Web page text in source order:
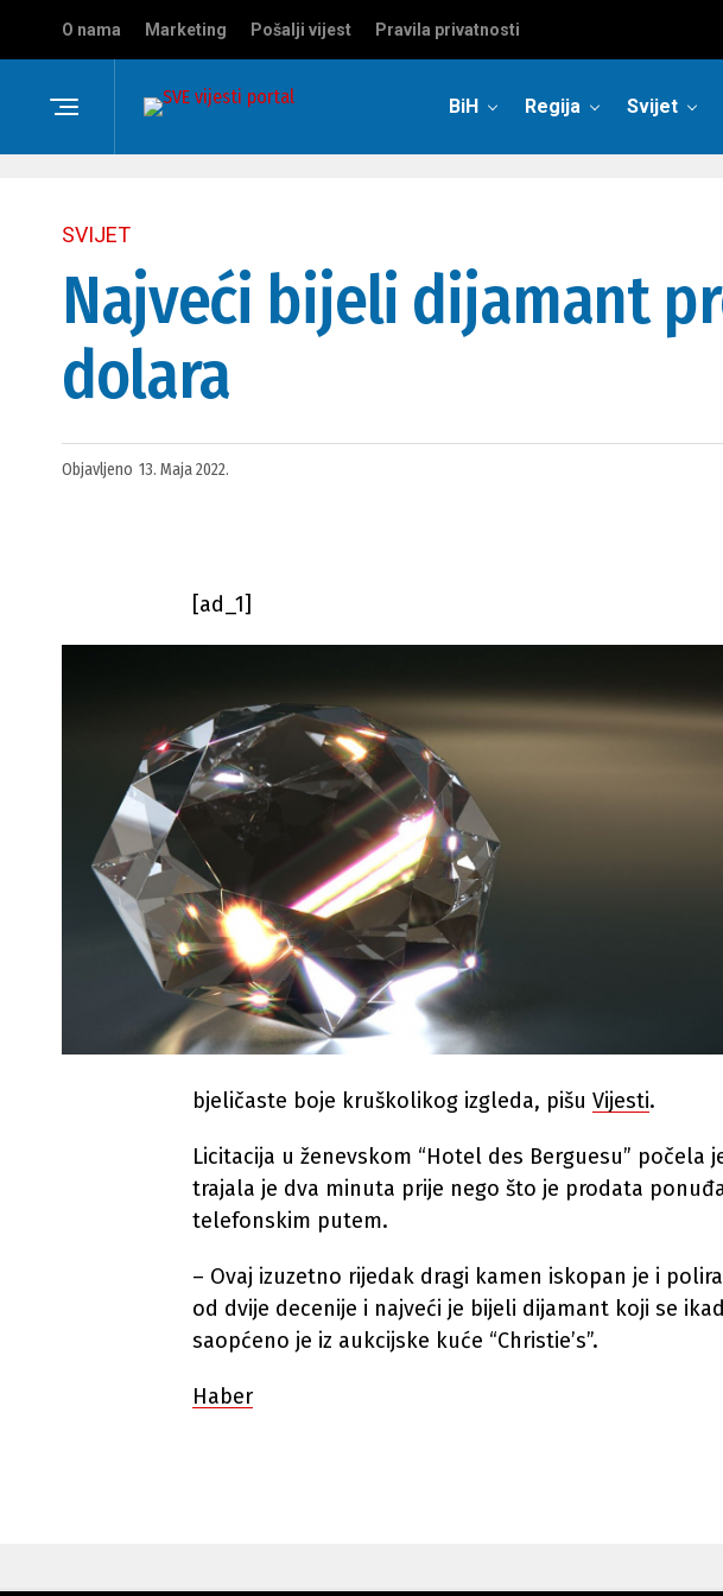
O nama Marketing Pošalji vijest Pravila privatnosti
BiH Regija Svijet
SVIJET
Najveći bijeli dijamant
dolara
Objavljeno 13. Maja 2022.
[ad_1]
bjeličaste boje kruškolikog izgleda, pišu Vijesti.
Licitacija u ženevskom “Hotel des Berguesu” počela
trajala je dva minuta prije nego što je prodata
telefonskim putem.
– Ovaj izuzetno rijedak dragi kamen iskopan je i
od dvije decenije i najveći je bijeli dijamant koji se
saopćeno je iz aukcijske kuće “Christie’s”.
Haber